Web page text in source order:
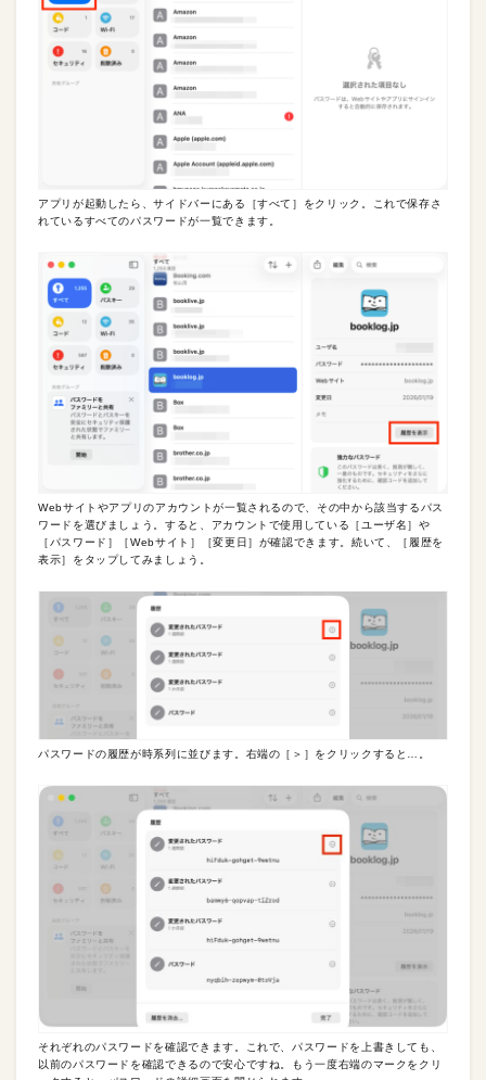
アプリが起動したら、サイドバーにある［すべて］をクリック。これで保存さ
れているすべてのパスワードが一覧できます。
Webサイトやアプリのアカウントが一覧されるので、その中から該当するパス
ワードを選びましょう。すると、アカウントで使用している［ユーザ名］や
［パスワード］［Webサイト］［変更日］が確認できます。続いて、［履歴を
表示］をタップしてみましょう。
パスワードの履歴が時系列に並びます。右端の［＞］をクリックすると…。
それぞれのパスワードを確認できます。これで、パスワードを上書きしても、
以前のパスワードを確認できるので安心ですね。もう一度右端のマークをクリ